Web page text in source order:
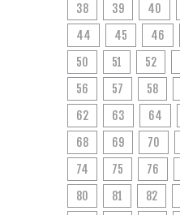
38
39 40
44
45 46
50
51 52
56
57 58
62
63 64
68
69 70
74
75 76
80
81 82